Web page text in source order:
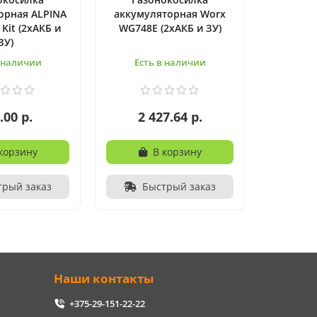
ALPINA
Kit (2хАКБ и
наличии
р.
заказ
аккумуляторная Worx
WG748E (2хАКБ и ЗУ)
Есть в наличии
2 427.64 р.
В корзину
Быстрый заказ
Наши контакты
+375-29-151-22-22